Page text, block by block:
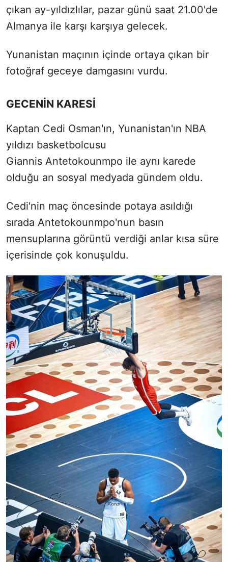
çıkan ay-yıldızlılar, pazar günü saat 21.00'de
Almanya ile karşı karşıya gelecek.
Yunanistan maçının içinde ortaya çıkan bir
fotoğraf geceye damgasını vurdu.
GECENİN KARESİ
Kaptan Cedi Osman'ın, Yunanistan'ın NBA
yıldızı basketbolcusu
Giannis Antetokounmpo ile aynı karede
olduğu an sosyal medyada gündem oldu.
Cedi'nin maç öncesinde potaya asıldığı
sırada Antetokounmpo'nun basın
mensuplarına görüntü verdiği anlar kısa süre
içerisinde çok konuşuldu.